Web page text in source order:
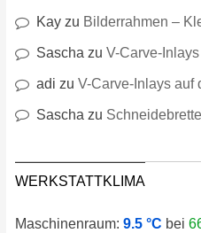
Kayzu Bilderrahmen –
Sascha zu V-Carve-
adi zu V-Carve-Inlays auf
Sascha zu
WERKSTATTKLIMA
Maschinenraum: 9.5 °C bei